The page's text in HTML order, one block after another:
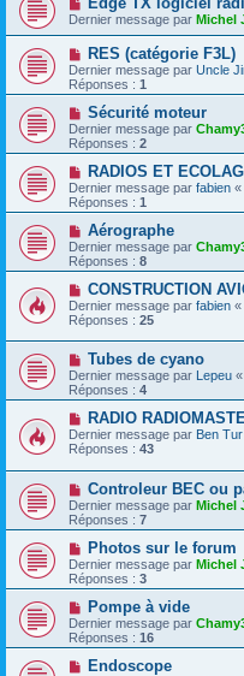
Dernier message par Michel
RES (catégorie F3L)
Dernier message par Uncle
Réponses : 1
Sécurité moteur
Dernier message par
Réponses : 2
RADIOS ET
Dernier message par fabien «
Réponses : 1
Aérographe
Dernier message par
Réponses : 8
CONSTRUCTION
Dernier message par fabien «
Réponses : 25
Tubes de cyano
Dernier message par Lepeu «
Réponses : 4
RADIO
Dernier message par Ben Tur
Réponses : 43
Controleur BEC ou
Dernier message par Michel
Réponses : 7
Photos sur le forum
Dernier message par Michel
Réponses : 3
Pompe à vide
Dernier message par
Réponses : 16
Endoscope